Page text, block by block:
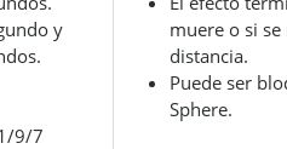
y
9/7
muere o si
distancia.
Puede ser
Sphere.